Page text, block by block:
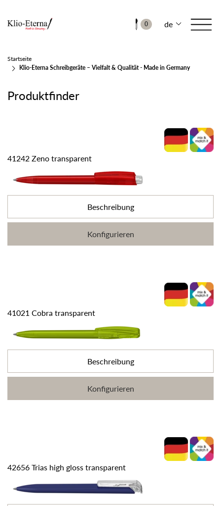
0 de
Startseite
Klio-Eterna Schreibgeräte – Vielfalt & Qualität - Made in Germany
Produktfinder
41242 Zeno transparent
Beschreibung
Konfigurieren
41021 Cobra transparent
Beschreibung
Konfigurieren
42656 Trias high gloss transparent